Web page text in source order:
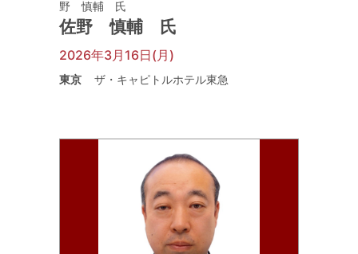
野 慎輔 氏
佐野 慎輔 氏
2026年3月16日(月)
東京 ザ・キャピトルホテル東急